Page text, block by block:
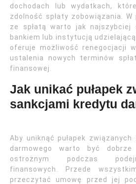
dochodach lub wydatkach,
zdolność spłaty zobowiązania.
ze spłatą warto jak najszybciej
bankiem lub instytucją
oferuje możliwość renegocjacji
ustalenia nowych terminów
finansowej.
Jak unikać pułapek
sankcjami kredytu
Aby uniknąć pułapek
darmowego warto być dobrze
ostrożnym podczas
finansowych. Przede
przeczytać umowę przed jej